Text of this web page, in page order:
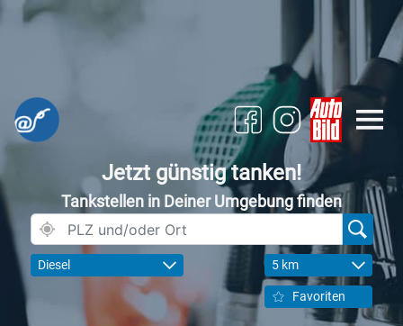
Jetzt günstig tanken!
Tankstellen in Deiner Umgebung finden
Diesel 5 km
Favoriten